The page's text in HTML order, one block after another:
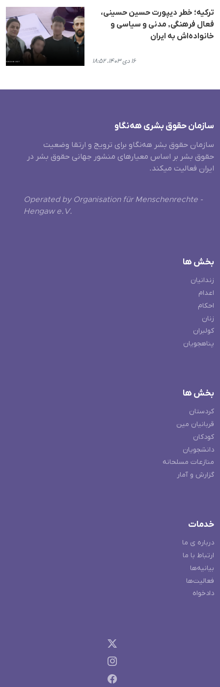
ترکیه؛ خطر دیپورت حسین حسینی،
فعال فرهنگی, مدنی و سیاسی و
خانواده‌اش به ایران
۱۶ دی ۱۴۰۳، ۱۸:۵۲
سازمان حقوق بشری هەنگاو
سازمان حقوق بشر هه‌نگاو برای ترویج و ارتقا وضعیت
حقوق بشر بر اساس معیارهای منشور جهانی حقوق بشر در
ایران فعالیت میکند.
Operated by Organisation für Menschenrechte -
Hengaw e.V.
بخش ها
زندانیان
اعدام
احکام
زنان
کولبران
پناهجویان
بخش ها
کردستان
قربانیان مین
کودکان
دانشجویان
منازعات مسلحانه
گزارش و آمار
خدمات
درباره ی ما
ارتباط با ما
بیانیه‌ها
فعالیت‌ها
دادخواه